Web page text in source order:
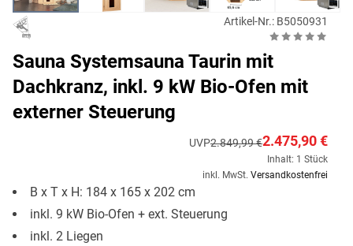
Artikel-Nr.: B5050931
Sauna Systemsauna Taurin mit
Dachkranz, inkl. 9 kW Bio-Ofen mit
externer Steuerung
UVP2.849,99 €2.475,90 €
Inhalt: 1 Stück
inkl. MwSt. Versandkostenfrei
B x T x H: 184 x 165 x 202 cm
inkl. 9 kW Bio-Ofen + ext. Steuerung
inkl. 2 Liegen